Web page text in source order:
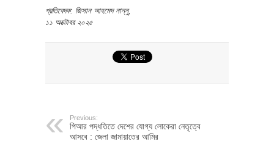
প্রতিবেদক: জিসান আহমেদ নান্নু,
১১ অক্টোবর ২০২৫
Previous:
পিআর পদ্ধতিতে দেশের যোগ্য লোকেরা নেতৃত্বে
আসবে : জেলা জামায়াতের আমির